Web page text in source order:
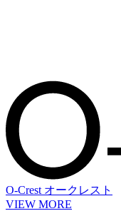
O-Crest オークレスト
VIEW MORE